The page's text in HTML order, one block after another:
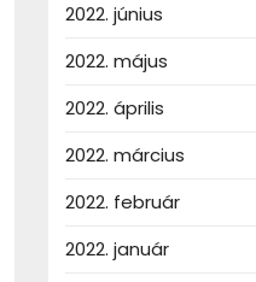
2022. június
2022. május
2022. április
2022. március
2022. február
2022. január